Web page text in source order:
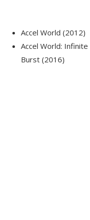
Accel World (2012)
Accel World: Infinite
Burst (2016)